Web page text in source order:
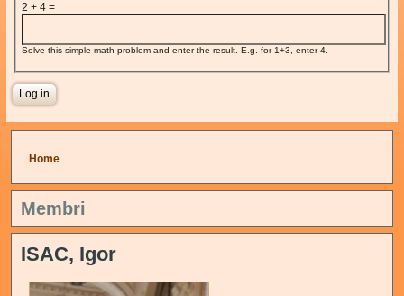
2 + 4 =
Solve this simple math problem and enter the result. E.g. for 1+3, enter 4.
You are here
Home
Membri
ISAC, Igor